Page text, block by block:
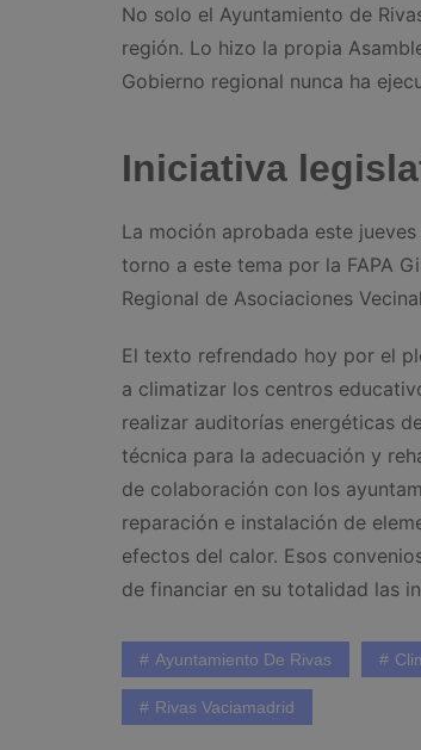
No solo el Ayuntamiento de
región. Lo hizo la propia
Gobierno regional nunca ha
Iniciativa
La moción aprobada este
torno a este tema por la FAPA
Regional de Asociaciones
El texto refrendado hoy por el
a climatizar los centros
realizar auditorías energéticas
técnica para la adecuación y
de colaboración con los
reparación e instalación de
efectos del calor. Esos
de financiar en su totalidad las
Ayuntamiento De Rivas
Rivas Vaciamadrid